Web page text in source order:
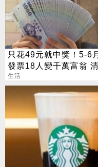
只花49元就中獎！5-6
發票18人變千萬富翁 清
下午公布
生活